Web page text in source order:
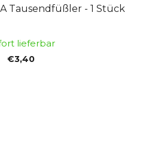
Tausendfüßler - 1 Stück
lieferbar
€3,40